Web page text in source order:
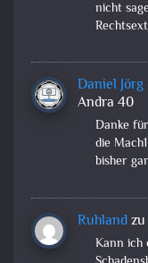
nicht
Daniel
Andra 40
Danke
die
bisher
Ruhlandzu
Kann ich